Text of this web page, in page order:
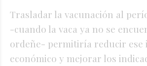
Trasladar la vacunación al
-cuando la vaca ya no se
ordeñe- permitiría reducir ese
económico y mejorar los